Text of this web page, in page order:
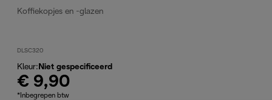
Koffiekopjes en -glazen
DLSC320
Kleur: Niet gespecificeerd
€ 9,90
*Inbegrepen btw